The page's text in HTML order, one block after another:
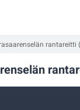
rantareitti